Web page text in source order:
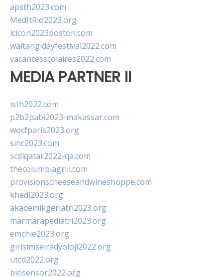
apsth2023.com
MedItRio2023.org
lcicon2023boston.com
waitangidayfestival2022.com
vacancesscolaires2022.com
MEDIA PARTNER II
isth2022.com
p2b2pabi2023-makassar.com
wocfparis2023.org
sinc2023.com
scdlqatar2022-qa.com
thecolumbiagrill.com
provisionscheeseandwineshoppe.com
khedi2023.org
akademikgeriatri2023.org
marmarapediatri2023.org
emchie2023.org
girisimselradyoloji2022.org
utcd2022.org
biosensor2022.org